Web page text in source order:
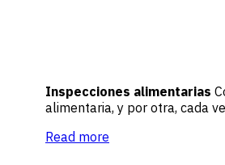
Inspecciones alimentarias
alimentaria, y por otra, cada
Read more